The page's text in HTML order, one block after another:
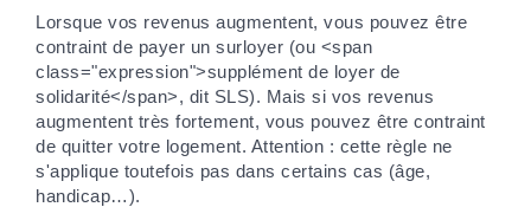
Lorsque vos revenus augmentent, vous pouvez être
contraint de payer un surloyer (ou <span
class="expression">supplément de loyer de
solidarité</span>, dit SLS). Mais si vos revenus
augmentent très fortement, vous pouvez être contraint
de quitter votre logement. Attention : cette règle ne
s'applique toutefois pas dans certains cas (âge,
handicap…).